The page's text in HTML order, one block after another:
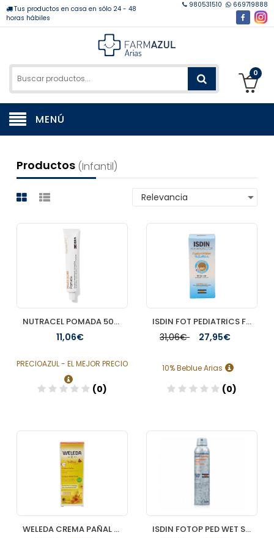
Tus productos en casa en sólo 24 - 48
horas hábiles
980531510 669719888
0
MENÚ
Productos (infantil)
NUTRACEL POMADA 50ML
11,06€
PRECIOAZUL - EL MEJOR PRECIO
(0)
ISDIN FOT PEDIATRICS FUSION WATER SPF 50 ML
31,06€ 27,95€
10% Beblue Arias
(0)
Añadir
WELEDA CREMA PAÑAL BEBE CALENDULA 75 ML ISDIN FOTOP PED WET SKIN SPRAY FP 50+ 200 ML